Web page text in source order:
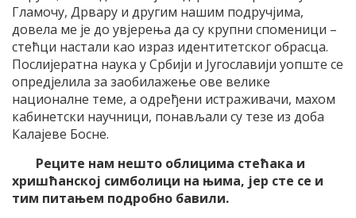
Гламочу, Дрвару и другим нашим подручјима,
довела ме је до увјерења да су крупни споменици –
стећци настали као израз идентитетског обрасца.
Послијератна наука у Србији и Југославији уопште се
опредјелила за заобилажење ове велике
националне теме, а одређени истраживачи, махом
кабинетски научници, понављали су тезе из доба
Калајеве Босне.
Реците нам нешто облицима стећака и
хришћанској симболици на њима, јер сте се и
тим питањем подробно бавили.